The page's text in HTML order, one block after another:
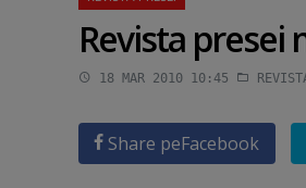
Revista presei
18 MAR 2010 10:45
Share peFacebook